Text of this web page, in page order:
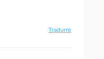
Tradurre